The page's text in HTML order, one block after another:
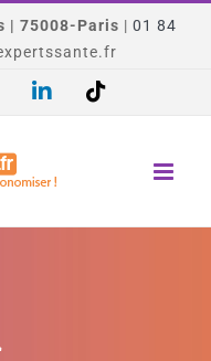
| 75008-Paris | 01 84
YouTubeLinkedIn